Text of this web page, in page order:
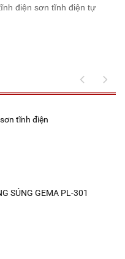
điện sơn tĩnh điện tự
tĩnh điện
SÚNG GEMA PL-301